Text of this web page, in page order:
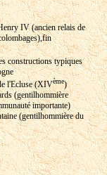
IV (ancien relais de
constructions typiques
l'Ecluse (XIVème)
(gentilhommière
importante)
(gentilhommière du